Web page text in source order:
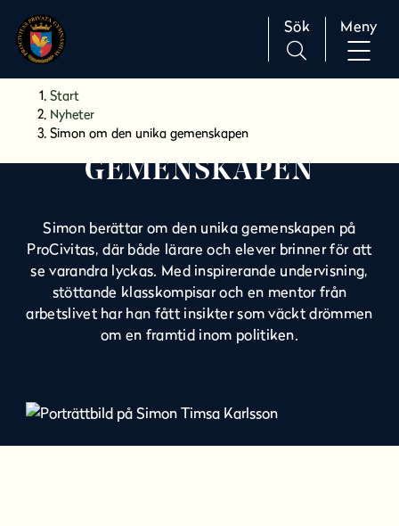
Huvudnavigation
Sök Meny
Start
Nyheter
Simon om den unika gemenskapen
SIMON OM DEN UNIKA
GEMENSKAPEN
Simon berättar om den unika gemenskapen på
ProCivitas, där både lärare och elever brinner för att
se varandra lyckas. Med inspirerande undervisning,
stöttande klasskompisar och en mentor från
arbetslivet har han fått insikter som väckt drömmen
om en framtid inom politiken.